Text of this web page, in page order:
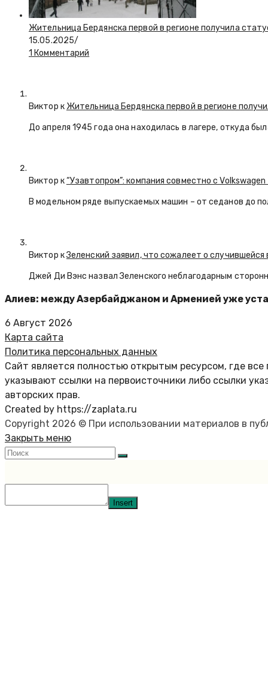
Жительница Бердянска первой в регионе получила
15.05.2025/
1 Комментарий
Виктор к Жительница Бердянска первой в регионе
До апреля 1945 года она находилась в лагере, откуда
Виктор к“Узавтопром”: компания совместно с
В модельном ряде выпускаемых машин – от седанов до
Виктор кЗеленский заявил, что сожалеет о
Джей Ди Вэнс назвал Зеленского неблагодарным
Алиев: между Азербайджаном и Арменией уже
6 Август 2026
Карта сайта
Политика персональных данных
Сайт является полностью открытым ресурсом, где
указывают ссылки на первоисточники либо ссылки
авторских прав.
Created by https://zaplata.ru
Copyright 2026 © При использовании материалов в
Закрыть меню
Insert